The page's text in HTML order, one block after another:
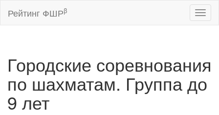
Рейтинг ФШРβ
Городские соревнования
по шахматам. Группа до
9 лет